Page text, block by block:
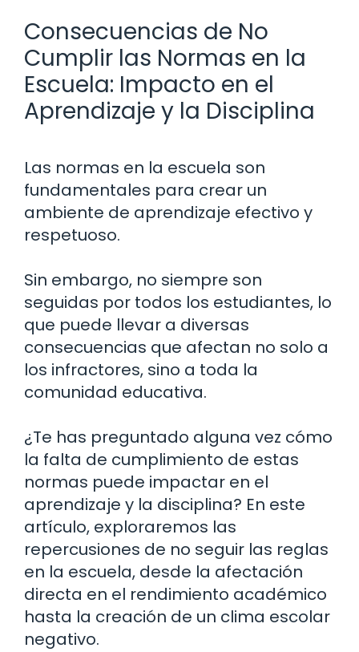
Consecuencias de No
Cumplir las Normas en la
Escuela: Impacto en el
Aprendizaje y la Disciplina
Las normas en la escuela son
fundamentales para crear un
ambiente de aprendizaje efectivo y
respetuoso.
Sin embargo, no siempre son
seguidas por todos los estudiantes, lo
que puede llevar a diversas
consecuencias que afectan no solo a
los infractores, sino a toda la
comunidad educativa.
¿Te has preguntado alguna vez cómo
la falta de cumplimiento de estas
normas puede impactar en el
aprendizaje y la disciplina? En este
artículo, exploraremos las
repercusiones de no seguir las reglas
en la escuela, desde la afectación
directa en el rendimiento académico
hasta la creación de un clima escolar
negativo.